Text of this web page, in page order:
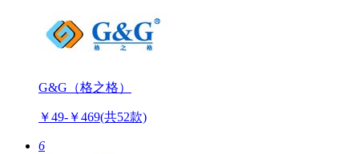
G&G（格之格）
￥49-￥469(共52款)
6